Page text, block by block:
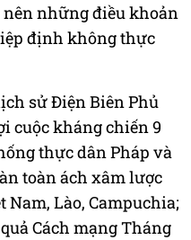
những điều khoản
định không thực
sử Điện Biên Phủ
cuộc kháng chiến 9
thực dân Pháp và
toàn ách xâm lược
Nam, Lào, Campuchia;
Cách mạng Tháng